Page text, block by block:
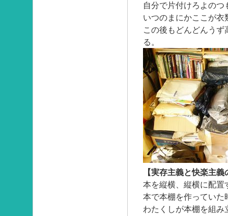
自分で片付けろよの
いつのまにかここが
この後もどんどんう
る。
【実存主義と快楽主義
本を縦横、縦横に配置
本で本棚を作っていた
わたくしが本棚を組